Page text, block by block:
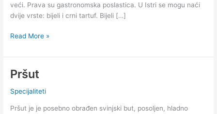
veći. Prava su gastronomska poslastica. U Istri se mogu naći
dvije vrste: bijeli i crni tartuf. Bijeli […]
Tartuf
vrhunac
gastronomije
Read More »
Pršut
Specijaliteti
Pršut je je posebno obrađen svinjski but, posoljen, hladno